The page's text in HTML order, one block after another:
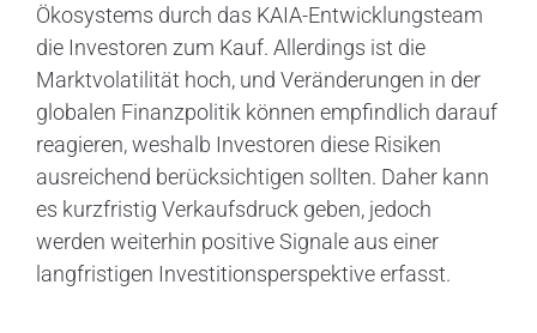
Ökosystems durch das KAIA-Entwicklungsteam
die Investoren zum Kauf. Allerdings ist die
Marktvolatilität hoch, und Veränderungen in der
globalen Finanzpolitik können empfindlich darauf
reagieren, weshalb Investoren diese Risiken
ausreichend berücksichtigen sollten. Daher kann
es kurzfristig Verkaufsdruck geben, jedoch
werden weiterhin positive Signale aus einer
langfristigen Investitionsperspektive erfasst.